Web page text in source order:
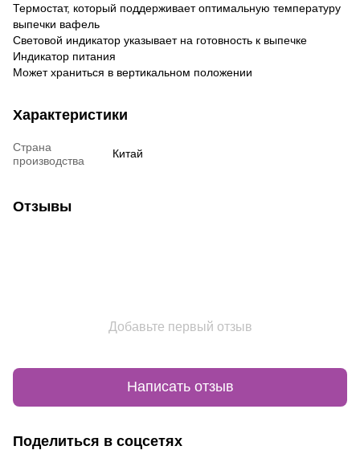
Термостат, который поддерживает оптимальную температуру
выпечки вафель
Световой индикатор указывает на готовность к выпечке
Индикатор питания
Может храниться в вертикальном положении
Характеристики
Страна
производства
Китай
Отзывы
Добавьте первый отзыв
Написать отзыв
Поделиться в соцсетях